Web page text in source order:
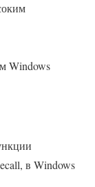
Windows
в Windows